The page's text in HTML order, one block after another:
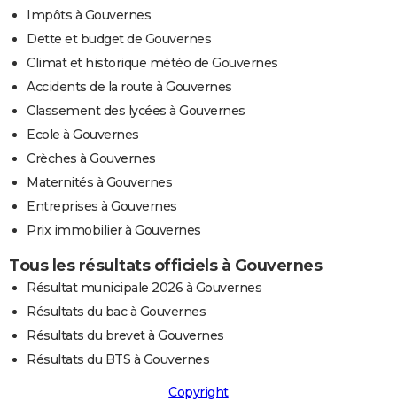
Impôts à Gouvernes
Dette et budget de Gouvernes
Climat et historique météo de Gouvernes
Accidents de la route à Gouvernes
Classement des lycées à Gouvernes
Ecole à Gouvernes
Crèches à Gouvernes
Maternités à Gouvernes
Entreprises à Gouvernes
Prix immobilier à Gouvernes
Tous les résultats officiels à Gouvernes
Résultat municipale 2026 à Gouvernes
Résultats du bac à Gouvernes
Résultats du brevet à Gouvernes
Résultats du BTS à Gouvernes
Copyright